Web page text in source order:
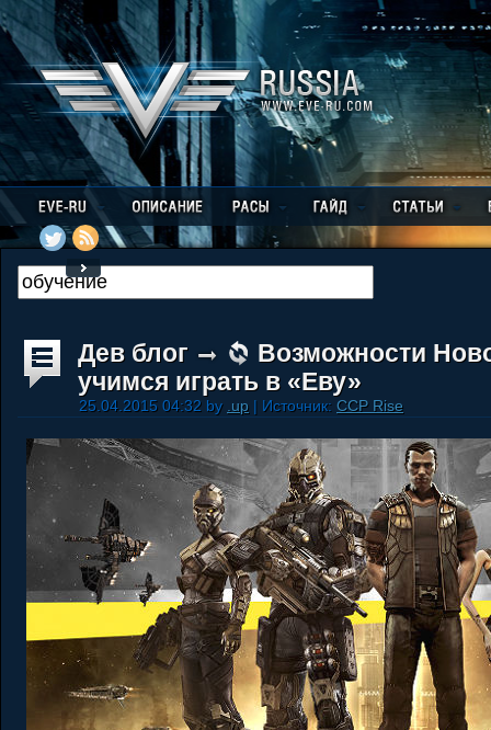
Дев блог
Возможности
учимся играть в «Еву»
25.04.2015 04:32 by .up | Источник: CCP Rise